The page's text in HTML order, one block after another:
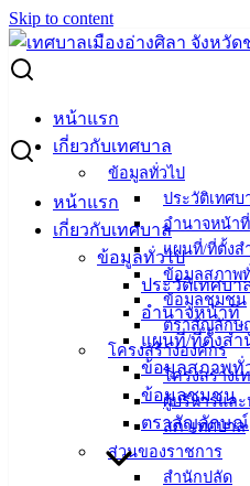
Skip to content
หน้าแรก
เกี่ยวกับเทศบาล
ข้อมูลทั่วไป
ประวัติเทศบ
อำนาจหน้าที่
แผนที่/ที่ตั้งส
ข้อมูลสภาพทั่
ข้อมูลชุมชน
ตราสัญลักษ
โครงสร้างองค์กร
โครงสร้างเ
ผู้บริหารแล
สภาเทศบาล
ส่วนของราชการ
สำนักปลัด
หน้าแรก
เกี่ยวกับเทศบาล
ข้อมูลทั่วไป
ประวัติเทศบา
อำนาจหน้าที่
แผนที่/ที่ตั้งสำ
ข้อมูลสภาพทั่
ข้อมูลชุมชน
ตราสัญลักษณ์
Search for:
ลงพื้นที่สำรวจถนนเสม็ด-อ่างศิ
ลงพื้นที่สำรวจถนนเส
แยกโลตัส)
ธันวาคม 27, 2021ธันวาคม
วันที่ 25 ตุลาคม 2564 เวลา
เทศมนตรีเมืองอ่างศิลา พร้อม
นายกเทศบาลเมืองอ่างศิลา แ
สำรวจถนนเสม็ด-อ่างศิลา (สาม
อุบัติเหตุบ่อยครั้ง โดยสาเหตุเ